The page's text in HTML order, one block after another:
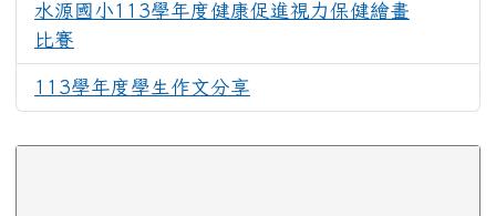
水源國小113學年度健康促進視力保健繪畫
比賽
113學年度學生作文分享